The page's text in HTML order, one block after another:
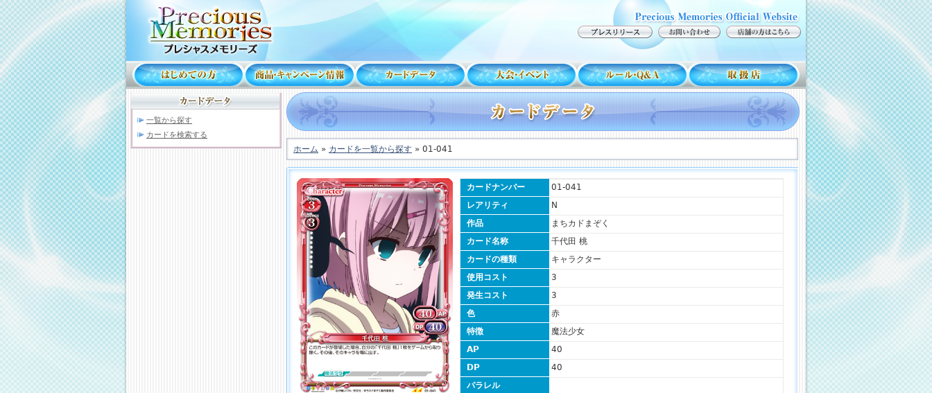
一覧から探す
カードを検索する
ホーム » カードを一覧から探す » 01-041
カードナンバー
01-041
レアリティ
N
作品
まちカドまぞく
カード名称
千代田 桃
カードの種類
キャラクター
使用コスト
3
発生コスト
3
色
赤
特徴
魔法少女
AP
40
DP
40
パラレル